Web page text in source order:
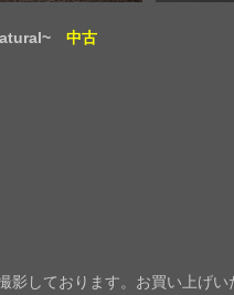
中古
影しております。お買い上げ